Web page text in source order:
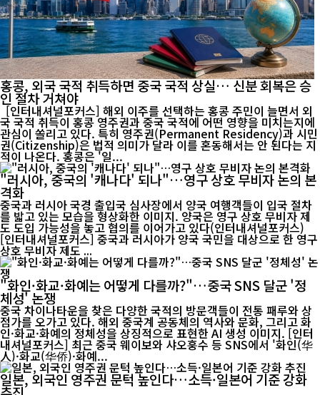
홍콩, 외국 국적 취득하면 중국 국적 상실… 신분 회복은 승
인 절차 거쳐야
[인터내셔널포커스] 해외 이주를 선택하는 홍콩 주민이 늘면서 외
국 국적 취득이 홍콩 영주권과 중국 국적에 어떤 영향을 미치는지에
관심이 쏠리고 있다. 특히 영주권(Permanent Residency)과 시민
권(Citizenship)은 법적 의미가 달라 이를 혼동해서는 안 된다는 지
적이 나온다. 홍콩은 '일...
"러시아, 중국의 '캐나다' 되나"…영구 상호 무비자 논의 본
격화
중국과 러시아 국경 출입국 심사장에서 양국 여행객들이 입국 절차
를 밟고 있는 모습을 형상화한 이미지. 양국은 영구 상호 무비자 제
도 도입 가능성을 놓고 협의를 이어가고 있다(인터내셔널포커스)
[인터내셔널포커스] 중국과 러시아가 양국 국민을 대상으로 한 영구
상호 무비자 제도 ...
"화인·화교·화예는 어떻게 다를까?"…중국 SNS 달군 '정
체성' 논쟁
중국 차이나타운을 찾은 다양한 국적의 방문객들이 전통 패루와 상
점가를 오가고 있다. 해외 중국계 공동체의 역사와 문화, 그리고 화
인·화교·화예의 정체성을 상징적으로 표현한 AI 생성 이미지. [인터
내셔널포커스] 최근 중국 웨이보와 샤오훙수 등 SNS에서 '화인(华
人)·화교(华侨)·화예...
일본, 외국인 영주권 문턱 높인다…소득·일본어 기준 강화